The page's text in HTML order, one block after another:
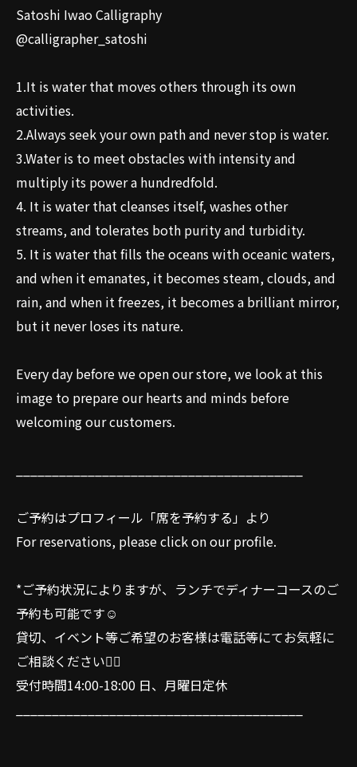
Satoshi Iwao Calligraphy
@calligrapher_satoshi
1.It is water that moves others through its own
activities.
2.Always seek your own path and never stop is water.
3.Water is to meet obstacles with intensity and
multiply its power a hundredfold.
4. It is water that cleanses itself, washes other
streams, and tolerates both purity and turbidity.
5. It is water that fills the oceans with oceanic waters,
and when it emanates, it becomes steam, clouds, and
rain, and when it freezes, it becomes a brilliant mirror,
but it never loses its nature.
Every day before we open our store, we look at this
image to prepare our hearts and minds before
welcoming our customers.
ご予約はプロフィール「席を予約する」より
For reservations, please click on our profile.
*ご予約状況によりますが、ランチでディナーコースのご
予約も可能です☺️
貸切、イベント等ご希望のお客様は電話等にてお気軽に
ご相談ください🙇‍♂️
受付時間14:00-18:00 日、月曜日定休